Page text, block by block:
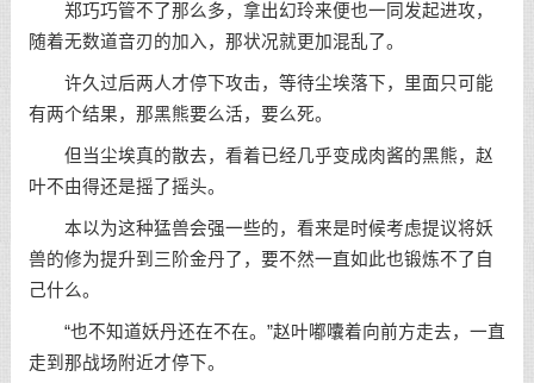
郑巧巧管不了那么多，拿出幻玲来便也一同发起进攻，
随着无数道音刃的加入，那状况就更加混乱了。
许久过后两人才停下攻击，等待尘埃落下，里面只可能
有两个结果，那黑熊要么活，要么死。
但当尘埃真的散去，看着已经几乎变成肉酱的黑熊，赵
叶不由得还是摇了摇头。
本以为这种猛兽会强一些的，看来是时候考虑提议将妖
兽的修为提升到三阶金丹了，要不然一直如此也锻炼不了自
己什么。
“也不知道妖丹还在不在。”赵叶嘟囔着向前方走去，一直
走到那战场附近才停下。